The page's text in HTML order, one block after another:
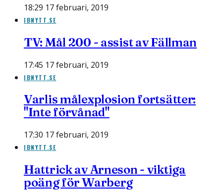
18:29 17 februari, 2019
IBNYTT.SE
TV: Mål 200 - assist av Fällman
17:45 17 februari, 2019
IBNYTT.SE
Varlis målexplosion fortsätter:
"Inte förvånad"
17:30 17 februari, 2019
IBNYTT.SE
Hattrick av Arneson - viktiga
poäng för Warberg